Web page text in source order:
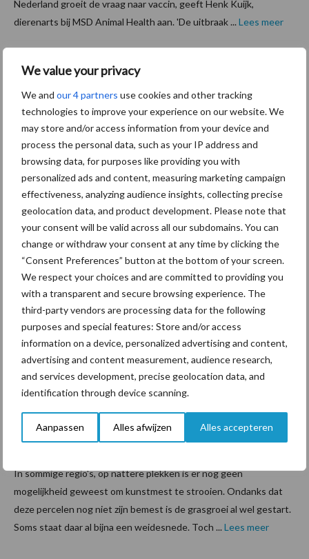
We value your privacy
We and our 4 partners use cookies and other tracking
technologies to improve your experience on our website. We
may store and/or access information from your device and
process the personal data, such as your IP address and
browsing data, for purposes like providing you with
personalized ads and content, measuring marketing campaign
effectiveness, analyzing audience insights, collecting precise
geolocation data, and product development. Please note that
your consent will be valid across all our subdomains. You can
change or withdraw your consent at any time by clicking the
“Consent Preferences” button at the bottom of your screen.
We respect your choices and are committed to providing you
with a transparent and secure browsing experience. The
third-party vendors are processing data for the following
purposes and special features: Store and/or access
information on a device, personalized advertising and content,
advertising and content measurement, audience research,
and services development, precise geolocation data, and
identification through device scanning.
Aanpassen Alles afwijzen Alles accepteren
Nederland groeit de vraag naar vaccin, geeft Henk Kuijk,
dierenarts bij MSD Animal Health aan. 'De uitbraak ... Lees meer
Proefbo
erderij
Zegveld
energie
neutraal
21 juni 2016
Afgelopen
jaar heeft Agrarisch handels- en adviesbureau Wijsman uit
totaal 810 zonnepanelen op de gebouwen van KTC Proef-
boerderij in Zegveld. In het najaar van 2015 is ...Lees meer
Kunstm
est
strooien
kan nu
zinvol
zijn
25 april 2016
In sommige regio's, op nattere plekken is er nog geen
mogelijkheid geweest om kunstmest te strooien. Ondanks dat
deze percelen nog niet zijn bemest is de grasgroei al wel gestart.
Soms staat daar al bijna een weidesnede. Toch ... Lees meer